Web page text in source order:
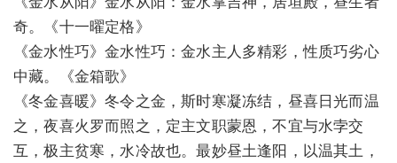
奇。《十一曜定格》
《金水性巧》金水性巧：金水主人多精彩，性质巧劣心
中藏。《金箱歌》
《冬金喜暖》冬令之金，斯时寒凝冻结，昼喜日光而温
之，夜喜火罗而照之，定主文职蒙恩，不宜与水孛交
互，极主贫寒，水冷故也。最妙昼土逢阳，以温其土，